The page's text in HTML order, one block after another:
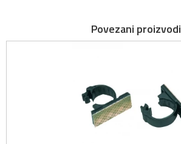
Povezani proizvodi